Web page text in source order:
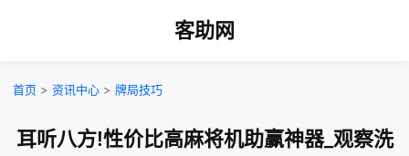
客助网
首页 > 资讯中心 > 牌局技巧
耳听八方!性价比高麻将机助赢神器_观察洗